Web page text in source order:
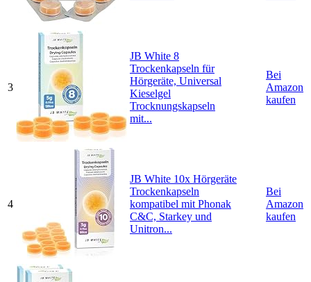
3
JB White 8
Trockenkapseln für
Hörgeräte, Universal
Kieselgel
Trocknungskapseln
mit...
Bei
Amazon
kaufen
4
JB White 10x Hörgeräte
Trockenkapseln
kompatibel mit Phonak
C&C, Starkey und
Unitron...
Bei
Amazon
kaufen